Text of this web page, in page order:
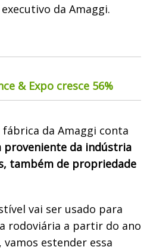
da Amaggi.
& Expo cresce 56%
da Amaggi conta
proveniente da indústria
também de propriedade
vai ser usado para
rodoviária a partir do ano
estender essa